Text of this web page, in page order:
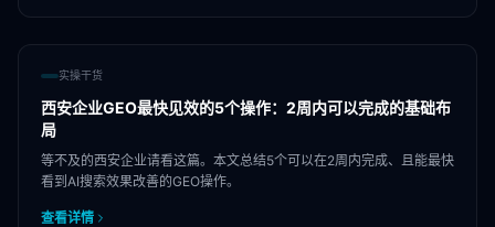
实操干货
西安企业GEO最快见效的5个操作：2周内可以完成的基础布
局
等不及的西安企业请看这篇。本文总结5个可以在2周内完成、且能最快
看到AI搜索效果改善的GEO操作。
查看详情